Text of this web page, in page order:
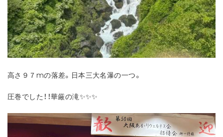
高さ９７mの落差。日本三大名瀑の一つ。
圧巻でした！！華厳の滝✨✨✨